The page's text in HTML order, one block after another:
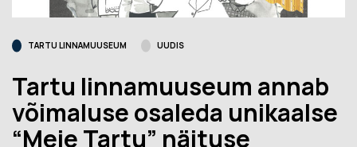
TARTU LINNAMUUSEUM UUDIS
Tartu linnamuuseum annab
võimaluse osaleda unikaalse
“Meie Tartu” näituse